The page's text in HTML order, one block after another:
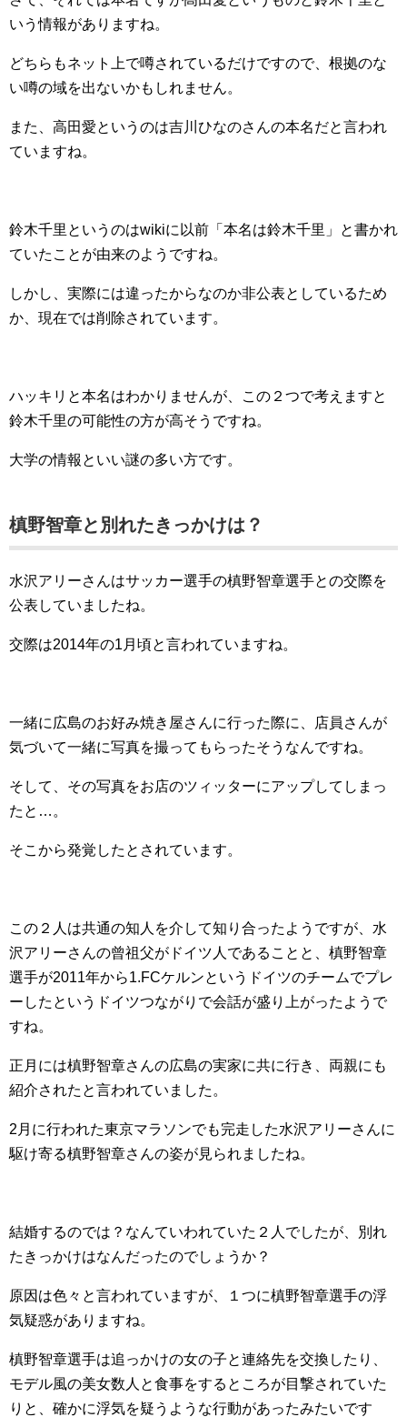
いう情報がありますね。
どちらもネット上で噂されているだけですので、根拠のな
い噂の域を出ないかもしれません。
また、高田愛というのは吉川ひなのさんの本名だと言われ
ていますね。
鈴木千里というのはwikiに以前「本名は鈴木千里」と書かれ
ていたことが由来のようですね。
しかし、実際には違ったからなのか非公表としているため
か、現在では削除されています。
ハッキリと本名はわかりませんが、この２つで考えますと
鈴木千里の可能性の方が高そうですね。
大学の情報といい謎の多い方です。
槙野智章と別れたきっかけは？
水沢アリーさんはサッカー選手の槙野智章選手との交際を
公表していましたね。
交際は2014年の1月頃と言われていますね。
一緒に広島のお好み焼き屋さんに行った際に、店員さんが
気づいて一緒に写真を撮ってもらったそうなんですね。
そして、その写真をお店のツィッターにアップしてしまっ
たと…。
そこから発覚したとされています。
この２人は共通の知人を介して知り合ったようですが、水
沢アリーさんの曾祖父がドイツ人であることと、槙野智章
選手が2011年から1.FCケルンというドイツのチームでプレ
ーしたというドイツつながりで会話が盛り上がったようで
すね。
正月には槙野智章さんの広島の実家に共に行き、両親にも
紹介されたと言われていました。
2月に行われた東京マラソンでも完走した水沢アリーさんに
駆け寄る槙野智章さんの姿が見られましたね。
結婚するのでは？なんていわれていた２人でしたが、別れ
たきっかけはなんだったのでしょうか？
原因は色々と言われていますが、１つに槙野智章選手の浮
気疑惑がありますね。
槙野智章選手は追っかけの女の子と連絡先を交換したり、
モデル風の美女数人と食事をするところが目撃されていた
りと、確かに浮気を疑うような行動があったみたいです